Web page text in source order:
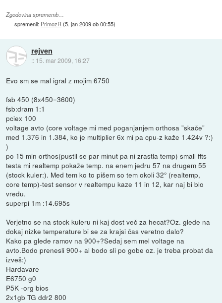
Zgodovina sprememb…
spremenil: PrimozR(5. jan 2009 ob 00:55)
rejven
:: 15. mar 2009, 16:27
Evo sm se mal igral z mojim 6750
fsb 450 (8x450=3600)
fsb:dram 1:1
pciex 100
voltage avto (core voltage mi med poganjanjem orthosa "skače"
med 1.376 in 1.384, ko je multiplier 6x mi pa cpu-z kaže 1.424v ?:)
)
po 15 min orthos(pustil se par minut pa ni zrastla temp) small ffts
testa mi realtemp pokaže temp. na enem jedru 57 na drugem 55
(stock kuler:). Med tem ko to pišem so tem okoli 32° (realtemp,
core temp)-test sensor v realtempu kaze 11 in 12, kar naj bi blo
vredu.
superpi 1m :14.695s
Verjetno se na stock kuleru ni kaj dost več za hecat?Oz. glede na
dokaj nizke temperature bi se za krajsi čas veretno dalo?
Kako pa glede ramov na 900+?Sedaj sem mel voltage na
avto.Bodo prenesli 900+ al bodo sli po gobe oz. je treba probat da
izveš:)
Hardavare
E6750 g0
P5K -org bios
2x1gb TG ddr2 800